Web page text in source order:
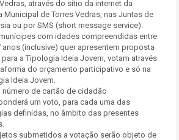
através do sítio da internet da
Municipal de Torres Vedras, nas Juntas de
ou por SMS (short message service).
com idades compreendidas entre
anos (inclusive) quer apresentem proposta
a Tipologia Ideia Jovem, votam através
do orçamento participativo e só na
Ideia Jovem.
número de cartão de cidadão
um voto, para cada uma das
definidas, no âmbito das presentes
submetidos a votação serão objeto de